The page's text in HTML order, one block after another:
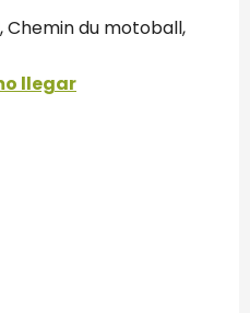
Chemin du motoball,
llegar